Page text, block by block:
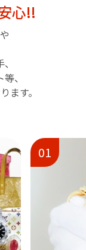
心!!
、
ます。
02